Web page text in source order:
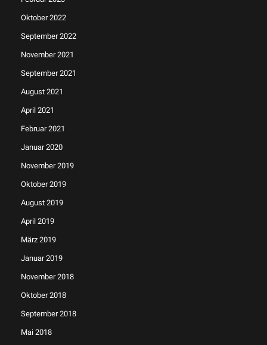
Oktober 2022
September 2022
November 2021
September 2021
August 2021
April 2021
Februar 2021
Januar 2020
November 2019
Oktober 2019
August 2019
April 2019
März 2019
Januar 2019
November 2018
Oktober 2018
September 2018
Mai 2018